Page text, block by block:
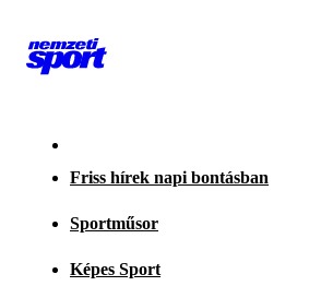
Friss hírek napi bontásban
Sportműsor
Képes Sport